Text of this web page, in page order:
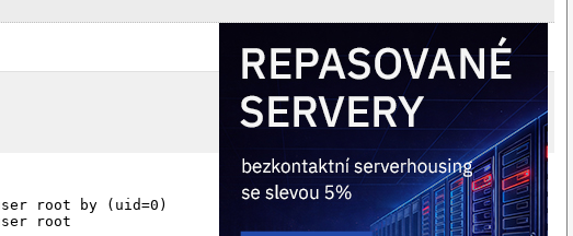
root by (uid=0)